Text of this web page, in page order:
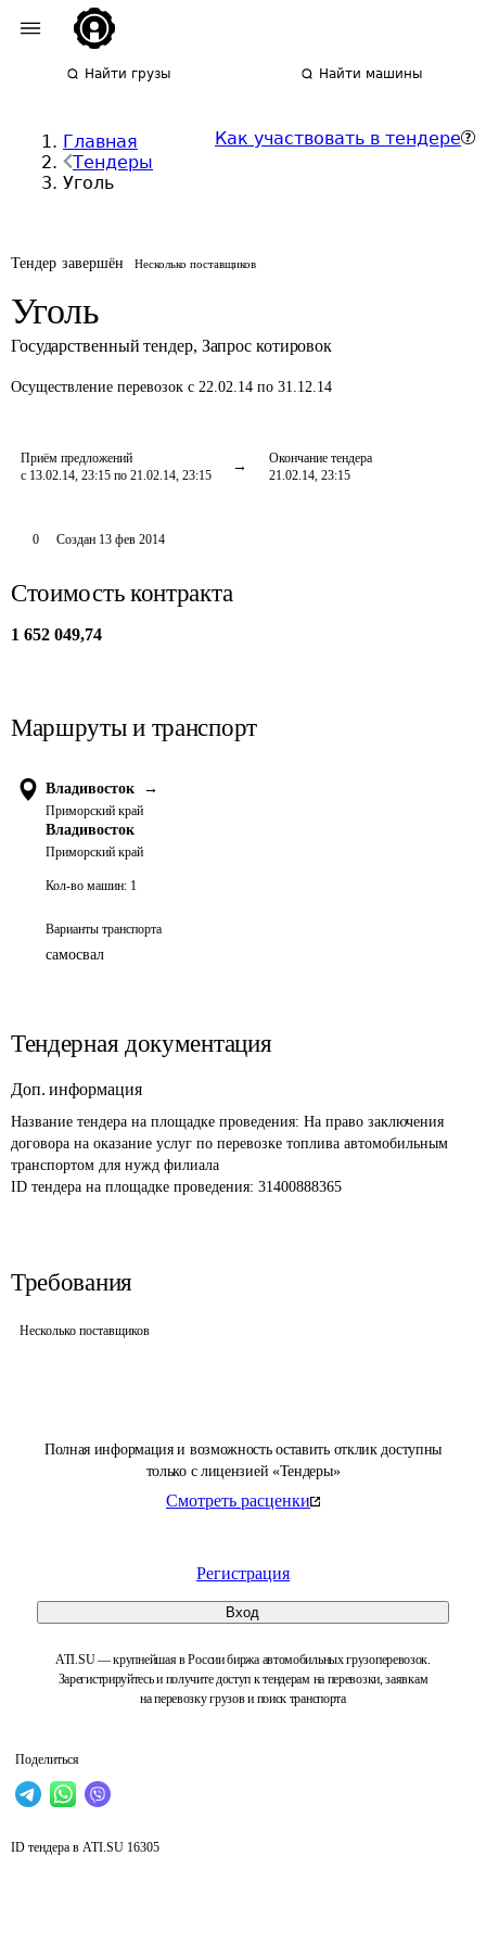
Найти грузы Найти машины
Главная
Тендеры
Уголь
Как участвовать в тендере
Тендер завершён Несколько поставщиков
Уголь
Государственный тендер, Запрос котировок
Осуществление перевозок с 22.02.14 по 31.12.14
Приём предложений
с 13.02.14, 23:15 по 21.02.14, 23:15
Окончание тендера
21.02.14, 23:15
Полная информация и возможность оставить отклик доступны
только с лицензией «Тендеры»
Смотреть расценки
Регистрация
Вход
ATI.SU — крупнейшая в России биржа автомобильных грузоперевозок.
Зарегистрируйтесь и получите доступ к тендерам на перевозки, заявкам
на перевозку грузов и поиск транспорта
Поделиться
0 Создан 13 фев 2014
Стоимость контракта
1 652 049,74
Маршруты и транспорт
Владивосток →
Приморский край
Владивосток
Приморский край
Кол-во машин: 1
Варианты транспорта
самосвал
Тендерная документация
Доп. информация
Название тендера на площадке проведения: На право заключения
договора на оказание услуг по перевозке топлива автомобильным
транспортом для нужд филиала
ID тендера на площадке проведения: 31400888365
Требования
Несколько поставщиков
ID тендера в ATI.SU 16305